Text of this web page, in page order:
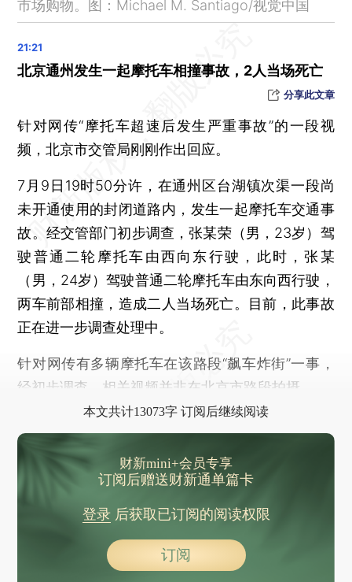
6月CPI同比持平（0.0%），环比连续五月下降
因出现地面沉降，深圳文锦渡口岸暂停入境客货车通关业务
泰国一载有中国游客的巴士发生翻车事故，27人受伤
高温橙色预警：北京东南部等局地可达40℃以上
晨读荐闻（国内、国际、市场消息32条）
蚂蚁被多家金融监管部门罚款71.23亿元 从此转向常态化监管
平安银行、邮储银行、人保财险收央行大额罚单
香港放宽自住房按揭 1500万港元住房首付款降300万
市场购物。图：Michael M. Santiago/视觉中国
北京通州发生一起摩托车相撞事故，2人当场死亡
分享此文章
针对网传“摩托车超速后发生严重事故”的一段视
频，北京市交管局刚刚作出回应。
7月9日19时50分许，在通州区台湖镇次渠一段尚
未开通使用的封闭道路内，发生一起摩托车交通事
故。经交管部门初步调查，张某荣（男，23岁）驾
驶普通二轮摩托车由西向东行驶，此时，张某
（男，24岁）驾驶普通二轮摩托车由东向西行驶，
两车前部相撞，造成二人当场死亡。目前，此事故
正在进一步调查处理中。
针对网传有多辆摩托车在该路段“飙车炸街”一事，
经初步调查，相关视频并非在北京市路段拍摄。
本文共计13073字 订阅后继续阅读
财新mini+会员专享
订阅后赠送财新通单篇卡
登录后获取已订阅的阅读权限
订阅